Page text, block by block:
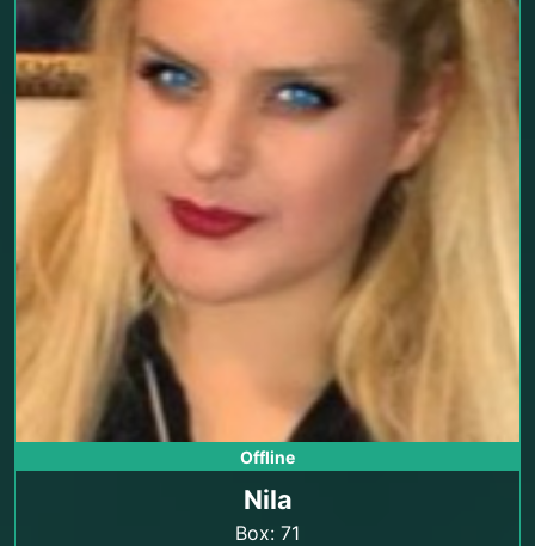
Offline
Nila
Box: 71